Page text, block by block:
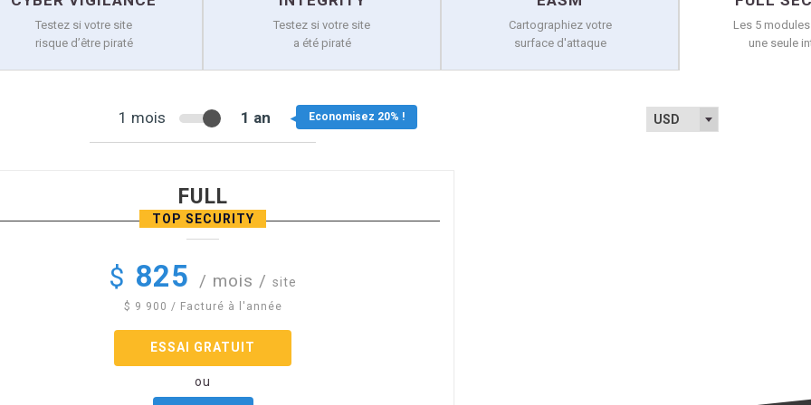
Testez si votre site
risque d’être piraté
Testez si votre site
a été piraté
Cartographiez votre
surface d'attaque
Les 5
une seule
USD
1 mois 1 an
FULL
TOP SECURITY
$ 825 / mois / site
$ 9 900 / Facturé à l'année
ESSAI GRATUIT
ou